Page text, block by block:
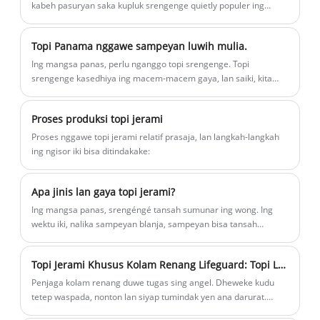
rincian liyane babagan topi jerami
panama band kulit kanggo pria!
kabeh pasuryan saka kupluk srengenge quietly populer ing
ora mung ora bisa muter peran, uga bisa mengaruhi paningal
wong. Mlaku-mlaku ing lurung-lurung, nganggo topi srengenge
iki umume warga sing sepedaan wanita lan bocah cilik. Ing pasar
bisa uga minangka kaca tingal peteng. Kanggo pelanggan sing
ujar manawa topi uv iki, musim panas saben wong seneng tuku,
duwe efek protèktif, ora gampang bask ing kulit, ngrangsang
Topi Panama nggawe sampeyan luwih mulia.
Ing mangsa panas, perlu nganggo topi srengenge. Topi
srengenge kasedhiya ing macem-macem gaya, lan saiki, kita
Proses produksi topi jerami
Proses nggawe topi jerami relatif prasaja, lan langkah-langkah
ing ngisor iki bisa ditindakake:
Apa jinis lan gaya topi jerami?
Ing mangsa panas, srengéngé tansah sumunar ing wong. Ing
wektu iki, nalika sampeyan blanja, sampeyan bisa tansah
hitam. Ing sangisore srengenge sing panas, saliyane sunshades
lan kacamata hitam, ana alat sunshade sing apik banget - topi
jerami. Ana macem-macem gaya topi jerami, lan topi jerami
Topi Jerami Khusus Kolam Renang Lifeguard: Topi Lifeguard Mens Sampeyan Perlu
Penjaga kolam renang duwe tugas sing angel. Dheweke kudu
tetep waspada, nonton lan siyap tumindak yen ana darurat.